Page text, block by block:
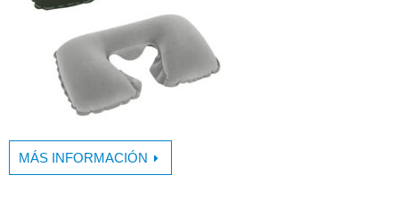
MÁS INFORMACIÓN